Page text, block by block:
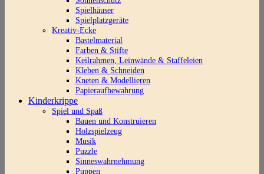
Spielhäuser
Spielplatzgeräte
Kreativ-Ecke
Bastelmaterial
Farben & Stifte
Keilrahmen, Leinwände & Staffeleien
Kleben & Schneiden
Kneten & Modellieren
Papieraufbewahrung
Kinderkrippe
Spiel und Spaß
Bauen und Konstruieren
Holzspielzeug
Musik
Puzzle
Sinneswahrnehmung
Puppen